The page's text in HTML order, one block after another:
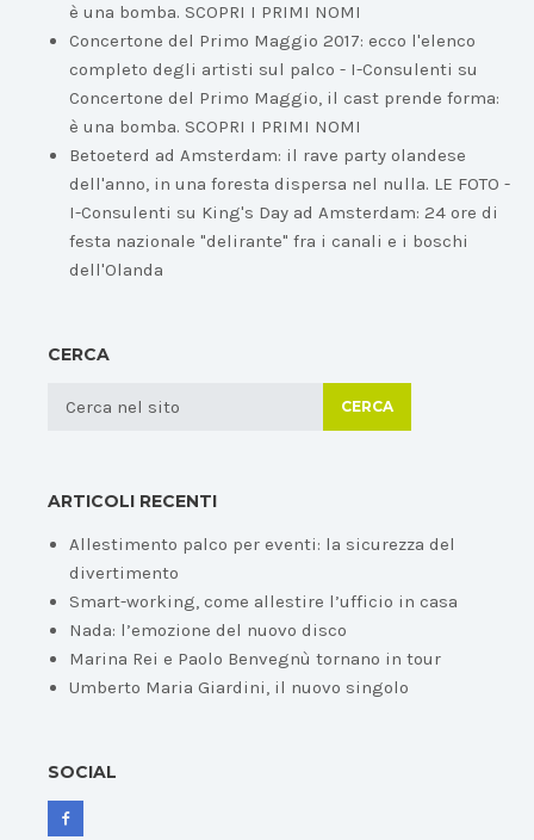
è una bomba. SCOPRI I PRIMI NOMI
Concertone del Primo Maggio 2017: ecco l'elenco
completo degli artisti sul palco - I-Consulenti su
Concertone del Primo Maggio, il cast prende forma:
è una bomba. SCOPRI I PRIMI NOMI
Betoeterd ad Amsterdam: il rave party olandese
dell'anno, in una foresta dispersa nel nulla. LE FOTO -
I-Consulenti su King's Day ad Amsterdam: 24 ore di
festa nazionale "delirante" fra i canali e i boschi
dell'Olanda
CERCA
CERCA
ARTICOLI RECENTI
Allestimento palco per eventi: la sicurezza del
divertimento
Smart-working, come allestire l’ufficio in casa
Nada: l’emozione del nuovo disco
Marina Rei e Paolo Benvegnù tornano in tour
Umberto Maria Giardini, il nuovo singolo
SOCIAL